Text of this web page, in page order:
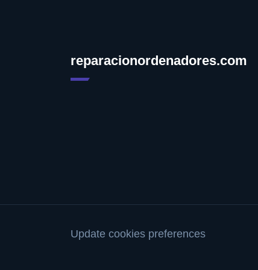
reparacionordenadores.com
Update cookies preferences